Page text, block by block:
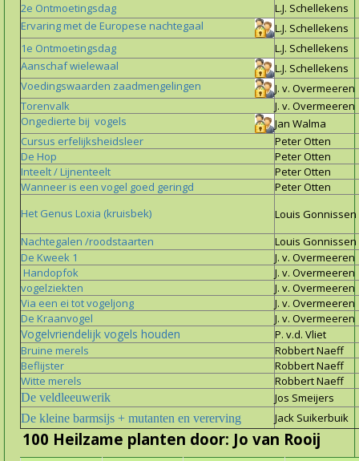
2e Ontmoetingsdag
L.J. Schellekens
Ervaring met de Europese nachtegaal
L.J. Schellekens
1e Ontmoetingsdag
L.J. Schellekens
Aanschaf wielewaal
L.J. Schellekens
Voedingswaarden zaadmengelingen
J. v. Overmeeren
Torenvalk
J. v. Overmeeren
Ongedierte bij vogels
Jan Walma
Cursus erfelijksheidsleer
Peter Otten
De Hop
Peter Otten
Inteelt / Lijnenteelt
Peter Otten
Wanneer is een vogel goed geringd
Peter Otten
Het Genus Loxia (kruisbek)
Louis Gonnissen
Nachtegalen /roodstaarten
Louis Gonnissen
De Kweek 1
J. v. Overmeeren
Handopfok
J. v. Overmeeren
vogelziekten
J. v. Overmeeren
Via een ei tot vogeljong
J. v. Overmeeren
De Kraanvogel
J. v. Overmeeren
Vogelvriendelijk vogels houden
P. v.d. Vliet
Bruine merels
Robbert Naeff
Beflijster
Robbert Naeff
Witte merels
Robbert Naeff
De veldleeuwerik Jos Smeijers
De kleine barmsijs + mutanten en vererving Jack Suikerbuik
100 Heilzame planten door: Jo van Rooij